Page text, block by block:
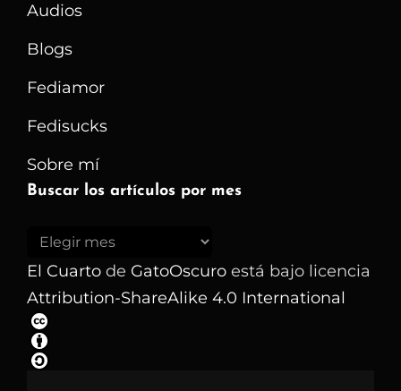
Audios
Blogs
Fediamor
Fedisucks
Sobre mí
Buscar los artículos por mes
Buscar
los
artículos
por
mes
El Cuarto de GatoOscuro está bajo licencia
Attribution-ShareAlike 4.0 International